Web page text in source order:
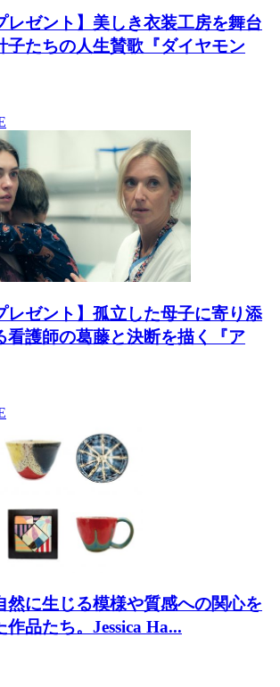
レゼント】美しき衣装工房を舞台
子たちの人生賛歌『ダイヤモン
レゼント】孤立した母子に寄り添
看護師の葛藤と決断を描く『ア
然に生じる模様や質感への関心を
作品たち。Jessica Ha...